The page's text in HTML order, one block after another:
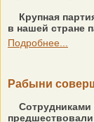
Крупная
в нашей стране
Подробнее...
Рабыни
Сотрудниками